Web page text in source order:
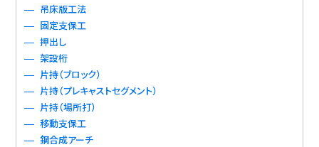
吊床版工法
固定支保工
押出し
架設桁
片持（ブロック）
片持（プレキャストセグメント）
片持（場所打）
移動支保工
鋼合成アーチ